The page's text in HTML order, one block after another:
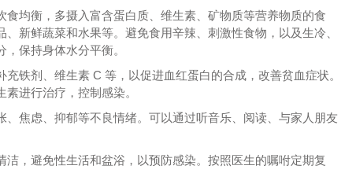
均衡，多摄入富含蛋白质、维生素、矿物质等营养物质的食
新鲜蔬菜和水果等。避免食用辛辣、刺激性食物，以及生冷、
保持身体水分平衡。
铁剂、维生素 C 等，以促进血红蛋白的合成，改善贫血症状。
进行治疗，控制感染。
焦虑、抑郁等不良情绪。可以通过听音乐、阅读、与家人朋友
，避免性生活和盆浴，以预防感染。按照医生的嘱咐定期复